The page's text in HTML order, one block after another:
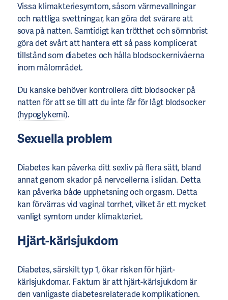
Vissa klimakteriesymtom, såsom värmevallningar
och nattliga svettningar, kan göra det svårare att
sova på natten. Samtidigt kan trötthet och sömnbrist
göra det svårt att hantera ett så pass komplicerat
tillstånd som diabetes och hålla blodsockernivåerna
inom målområdet.
Du kanske behöver kontrollera ditt blodsocker på
natten för att se till att du inte får för lågt blodsocker
(hypoglykemi).
Sexuella problem
Diabetes kan påverka ditt sexliv på flera sätt, bland
annat genom skador på nervcellerna i slidan. Detta
kan påverka både upphetsning och orgasm. Detta
kan förvärras vid vaginal torrhet, vilket är ett mycket
vanligt symtom under klimakteriet.
Hjärt-kärlsjukdom
Diabetes, särskilt typ 1, ökar risken för hjärt-
kärlsjukdomar. Faktum är att hjärt-kärlsjukdom är
den vanligaste diabetesrelaterade komplikationen.